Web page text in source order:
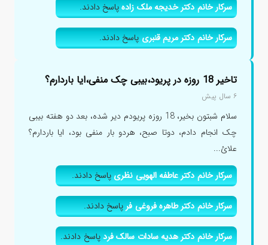
سرکار خانم دکتر خدیجه ملک زادهپاسخ دادند.
سرکار خانم دکتر مریم قنبریپاسخ دادند.
تاخیر 18 روزه در پریود،بیبی چک منفی،ایا باردارم؟
۶ سال پیش
سلام شبتون بخیر، 18 روزه پریودم دیر شده، بعد دو هفته بیبی
چک انجام دادم، دوتا صبح، هردو بار منفی بود، ایا باردارم؟
علائ...
سرکار خانم دکتر عاطفه الهویی نظریپاسخ دادند.
سرکار خانم دکتر طاهره فروغی فرپاسخ دادند.
سرکار خانم دکتر هدیه سادات سالک فردپاسخ دادند.